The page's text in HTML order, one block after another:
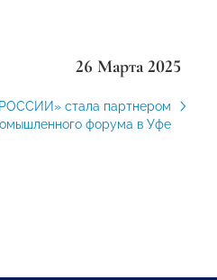
26 Марта 2025
стала партнером
форума в Уфе